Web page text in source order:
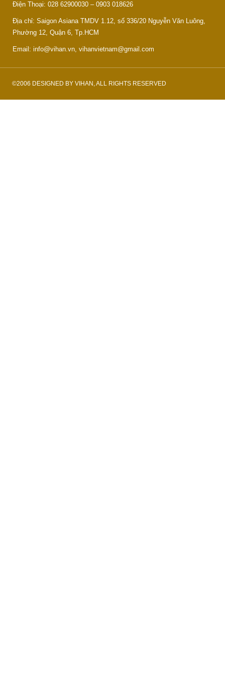
Điện Thoại: 028 62900030 – 0903 018626
Địa chỉ: Saigon Asiana TMDV 1.12, số 336/20 Nguyễn Văn Luông,
Phường 12, Quận 6, Tp.HCM
Email: info@vihan.vn, vihanvietnam@gmail.com
©2006 DESIGNED BY VIHAN, ALL RIGHTS RESERVED